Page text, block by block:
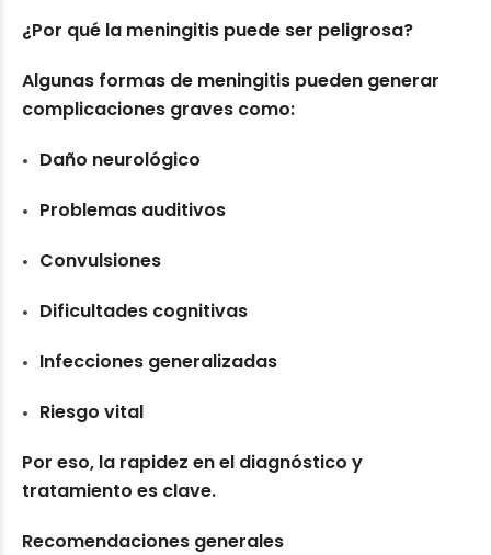
¿Por qué la meningitis puede ser peligrosa?
Algunas formas de meningitis pueden generar
complicaciones graves como:
Daño neurológico
Problemas auditivos
Convulsiones
Dificultades cognitivas
Infecciones generalizadas
Riesgo vital
Por eso, la rapidez en el diagnóstico y
tratamiento es clave.
Recomendaciones generales